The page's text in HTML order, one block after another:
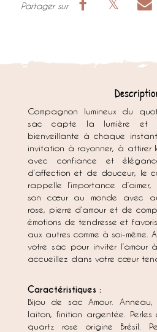
Compagnon lumineux du
sac capte la lumière et
bienveillante à chaque
invitation à rayonner, à attirer
avec confiance et
d’affection et de douceur, le
rappelle l’importance
son cœur au monde avec
rose, pierre d’amour et de
émotions de tendresse et
aux autres comme à soi-même.
votre sac pour inviter
accueillez dans votre cœur
Caractéristiques :
Bijou de sac Amour.
laiton, finition argentée.
quartz rose origine Brésil.